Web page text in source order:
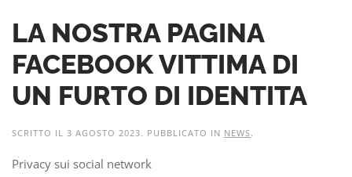
LA NOSTRA PAGINA
FACEBOOK VITTIMA DI
UN FURTO DI IDENTITA
SCRITTO IL 3 AGOSTO 2023. PUBBLICATO IN NEWS.
Privacy sui social network